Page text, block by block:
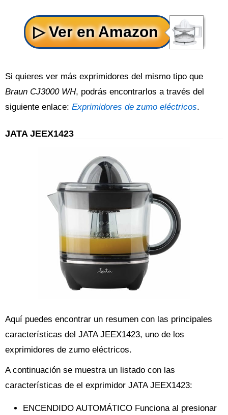
Si quieres ver más exprimidores del mismo tipo que
Braun CJ3000 WH, podrás encontrarlos a través del
siguiente enlace: Exprimidores de zumo eléctricos.
JATA JEEX1423
Aquí puedes encontrar un resumen con las principales
características del JATA JEEX1423, uno de los
exprimidores de zumo eléctricos.
A continuación se muestra un listado con las
características de el exprimidor JATA JEEX1423:
ENCENDIDO AUTOMÁTICO Funciona al presionar